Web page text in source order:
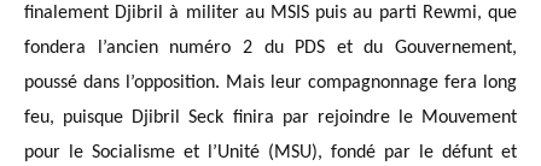
finalement Djibril à militer au MSIS puis au parti Rewmi, que
fondera l’ancien numéro 2 du PDS et du Gouvernement,
poussé dans l’opposition. Mais leur compagnonnage fera long
feu, puisque Djibril Seck finira par rejoindre le Mouvement
pour le Socialisme et l’Unité (MSU), fondé par le défunt et